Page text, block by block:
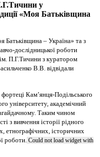
у
«Моя Батьківщина
Батьківщина – Україна» та з
дослідницької роботи
П.Г.Тичини з куратором
В.В. відвідали
Кам’янця-Подільського
університету, академічний
Таким чином
з вивчення історії рідного
етнографічних, історичних
роботи. Could not load widget with